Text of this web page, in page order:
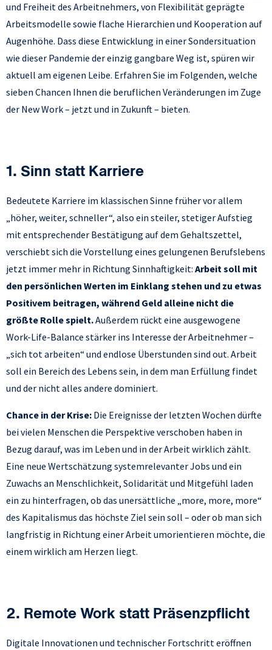
und Freiheit des Arbeitnehmers, von Flexibilität geprägte
Arbeitsmodelle sowie flache Hierarchien und Kooperation auf
Augenhöhe. Dass diese Entwicklung in einer Sondersituation
wie dieser Pandemie der einzig gangbare Weg ist, spüren wir
aktuell am eigenen Leibe. Erfahren Sie im Folgenden, welche
sieben Chancen Ihnen die beruflichen Veränderungen im Zuge
der New Work – jetzt und in Zukunft – bieten.
1. Sinn statt Karriere
Bedeutete Karriere im klassischen Sinne früher vor allem
„höher, weiter, schneller“, also ein steiler, stetiger Aufstieg
mit entsprechender Bestätigung auf dem Gehaltszettel,
verschiebt sich die Vorstellung eines gelungenen Berufslebens
jetzt immer mehr in Richtung Sinnhaftigkeit: Arbeit soll mit
den persönlichen Werten im Einklang stehen und zu etwas
Positivem beitragen, während Geld alleine nicht die
größte Rolle spielt.Außerdem rückt eine ausgewogene
Work-Life-Balance stärker ins Interesse der Arbeitnehmer –
„sich tot arbeiten“ und endlose Überstunden sind out. Arbeit
soll ein Bereich des Lebens sein, in dem man Erfüllung findet
und der nicht alles andere dominiert.
Chance in der Krise: Die Ereignisse der letzten Wochen dürfte
bei vielen Menschen die Perspektive verschoben haben in
Bezug darauf, was im Leben und in der Arbeit wirklich zählt.
Eine neue Wertschätzung systemrelevanter Jobs und ein
Zuwachs an Menschlichkeit, Solidarität und Mitgefühl laden
ein zu hinterfragen, ob das unersättliche „more, more, more“
des Kapitalismus das höchste Ziel sein soll – oder ob man sich
langfristig in Richtung einer Arbeit umorientieren möchte, die
einem wirklich am Herzen liegt.
2. Remote Work statt Präsenzpflicht
Digitale Innovationen und technischer Fortschritt eröffnen